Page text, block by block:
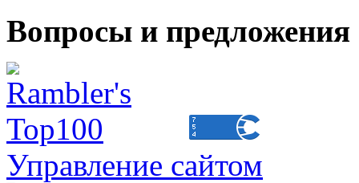
Вопросы и
Управление сайтом